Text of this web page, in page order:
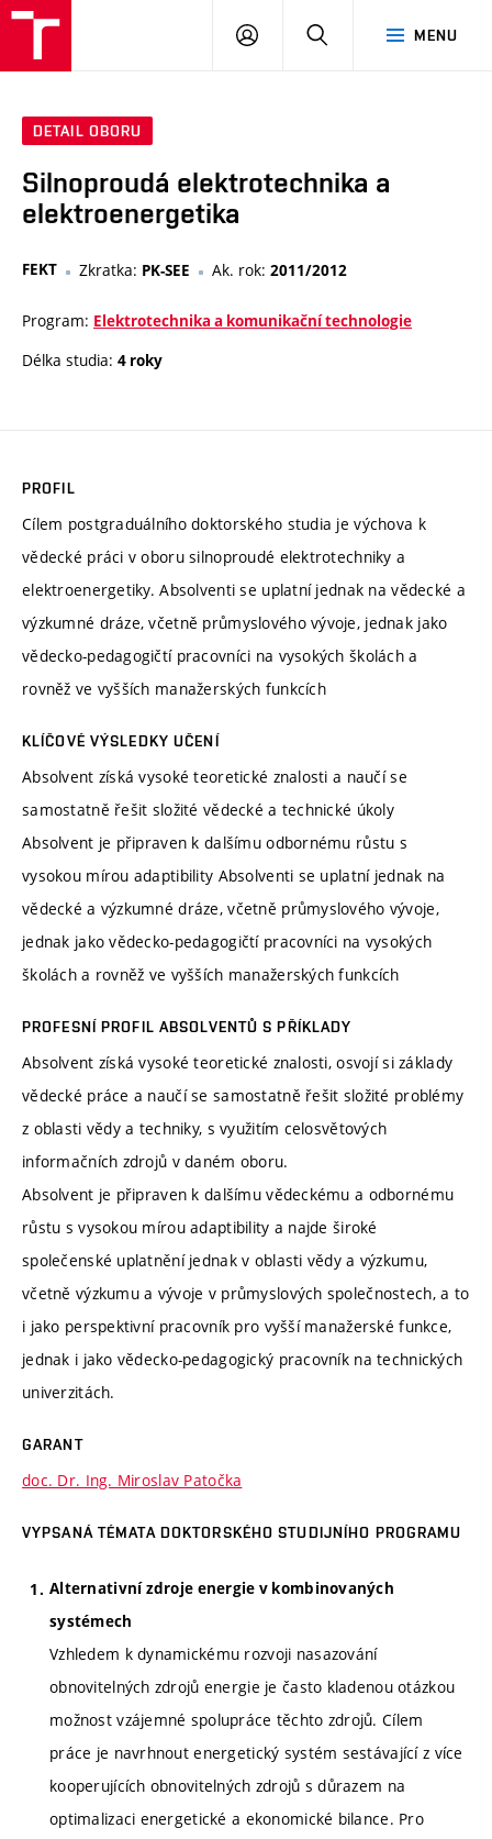
MENU
PŘIHLÁSIT
DETAIL OBORU
Silnoproudá elektrotechnika a
elektroenergetika
FEKT Zkratka: PK-SEE Ak. rok: 2011/2012
Program: Elektrotechnika a komunikační technologie
Délka studia: 4 roky
PROFIL
Cílem postgraduálního doktorského studia je výchova k
vědecké práci v oboru silnoproudé elektrotechniky a
elektroenergetiky. Absolventi se uplatní jednak na vědecké a
výzkumné dráze, včetně průmyslového vývoje, jednak jako
vědecko-pedagogičtí pracovníci na vysokých školách a
rovněž ve vyšších manažerských funkcích
KLÍČOVÉ VÝSLEDKY UČENÍ
Absolvent získá vysoké teoretické znalosti a naučí se
samostatně řešit složité vědecké a technické úkoly
Absolvent je připraven k dalšímu odbornému růstu s
vysokou mírou adaptibility Absolventi se uplatní jednak na
vědecké a výzkumné dráze, včetně průmyslového vývoje,
jednak jako vědecko-pedagogičtí pracovníci na vysokých
školách a rovněž ve vyšších manažerských funkcích
PROFESNÍ PROFIL ABSOLVENTŮ S PŘÍKLADY
Absolvent získá vysoké teoretické znalosti, osvojí si základy
vědecké práce a naučí se samostatně řešit složité problémy
z oblasti vědy a techniky, s využitím celosvětových
informačních zdrojů v daném oboru.
Absolvent je připraven k dalšímu vědeckému a odbornému
růstu s vysokou mírou adaptibility a najde široké
společenské uplatnění jednak v oblasti vědy a výzkumu,
včetně výzkumu a vývoje v průmyslových společnostech, a to
i jako perspektivní pracovník pro vyšší manažerské funkce,
jednak i jako vědecko-pedagogický pracovník na technických
univerzitách.
GARANT
doc. Dr. Ing. Miroslav Patočka
VYPSANÁ TÉMATA DOKTORSKÉHO STUDIJNÍHO PROGRAMU
Alternativní zdroje energie v kombinovaných
systémech
Vzhledem k dynamickému rozvoji nasazování
obnovitelných zdrojů energie je často kladenou otázkou
možnost vzájemné spolupráce těchto zdrojů. Cílem
práce je navrhnout energetický systém sestávající z více
kooperujících obnovitelných zdrojů s důrazem na
optimalizaci energetické a ekonomické bilance. Pro